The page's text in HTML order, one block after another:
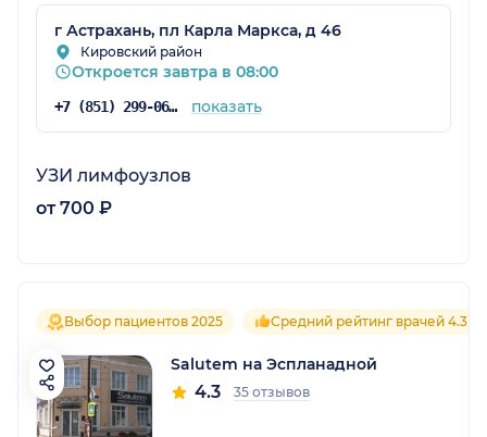
г Астрахань, пл Карла Маркса, д 46
Кировский район
Откроется завтра в 08:00
+7 (851) 299-06-90 показать
УЗИ лимфоузлов
от 700 ₽
Выбор пациентов 2025 Средний рейтинг врачей 4.3
Salutem на Эспланадной
4.3 35 отзывов